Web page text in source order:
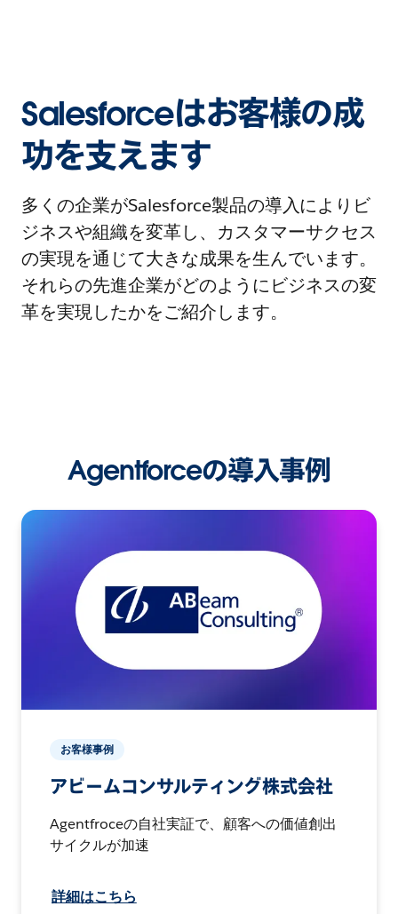
Salesforceはお客様の成
功を支えます
多くの企業がSalesforce製品の導入によりビ
ジネスや組織を変革し、カスタマーサクセス
の実現を通じて大きな成果を生んでいます。
それらの先進企業がどのようにビジネスの変
革を実現したかをご紹介します。
Agentforceの導入事例
お客様事例
アビームコンサルティング株式会社
Agentfroceの自社実証で、顧客への価値創出
サイクルが加速
詳細はこちら